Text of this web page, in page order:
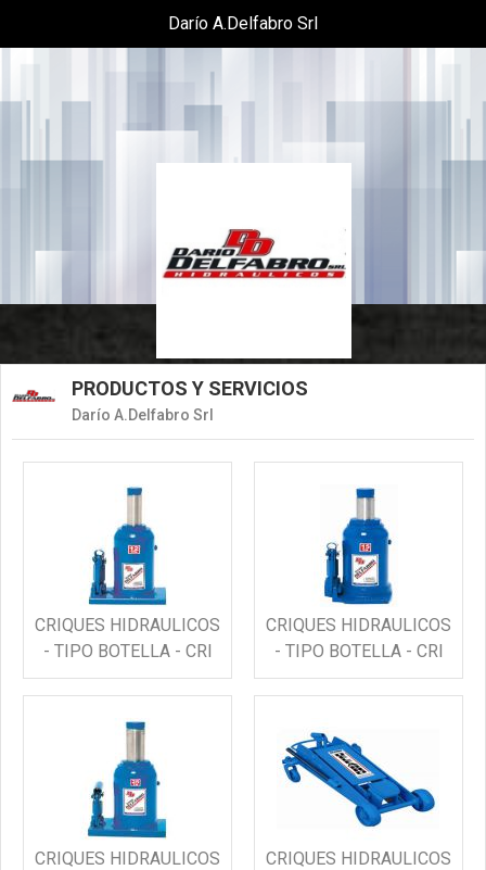
Darío A.Delfabro Srl
PRODUCTOS Y SERVICIOS
Darío A.Delfabro Srl
CRIQUES HIDRAULICOS
- TIPO BOTELLA - CRI
CRIQUES HIDRAULICOS
- TIPO BOTELLA - CRI
CRIQUES HIDRAULICOS
CRIQUES HIDRAULICOS